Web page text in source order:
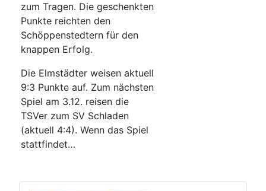
zum Tragen. Die geschenkten
Punkte reichten den
Schöppenstedtern für den
knappen Erfolg.
Die Elmstädter weisen aktuell
9:3 Punkte auf. Zum nächsten
Spiel am 3.12. reisen die
TSVer zum SV Schladen
(aktuell 4:4). Wenn das Spiel
stattfindet…